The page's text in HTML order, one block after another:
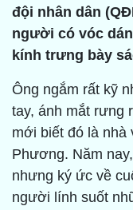
đội nhân dân
người có vóc
kính trưng bày
Ông ngắm rất kỹ
tay, ánh mắt rưng
mới biết đó là nhà
Phương. Năm
nhưng ký ức về
người lính suốt